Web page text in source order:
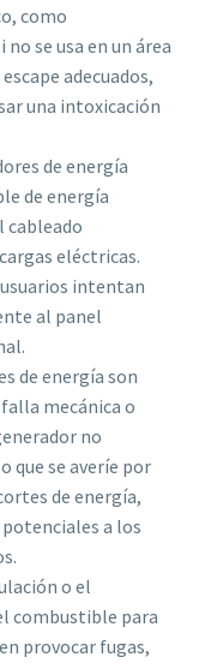
como
se usa en un área
adecuados,
una intoxicación
de energía
de energía
cableado
eléctricas.
intentan
al panel
de energía son
mecánica o
no
que se averíe por
de energía,
a los
o el
combustible para
provocar fugas,